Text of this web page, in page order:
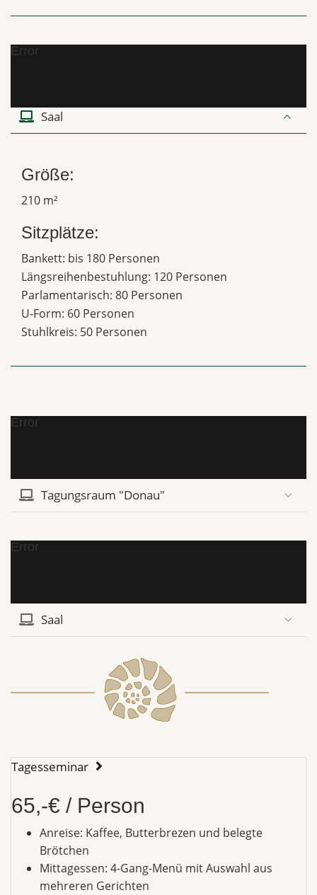
Error
Saal
Größe:
210 m²
Sitzplätze:
Bankett: bis 180 Personen
Längsreihenbestuhlung: 120 Personen
Parlamentarisch: 80 Personen
U-Form: 60 Personen
Stuhlkreis: 50 Personen
Error
Tagungsraum "Donau"
Error
Saal
Tagesseminar
65,-€ / Person
Anreise: Kaffee, Butterbrezen und belegte
Brötchen
Mittagessen: 4-Gang-Menü mit Auswahl aus
mehreren Gerichten